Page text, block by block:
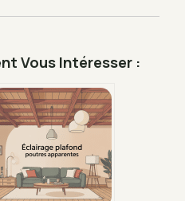
Vous Intéresser :